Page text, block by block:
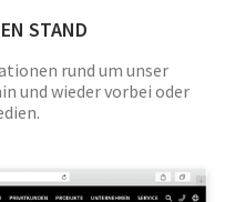
STAND
rund um unser
und wieder vorbei oder